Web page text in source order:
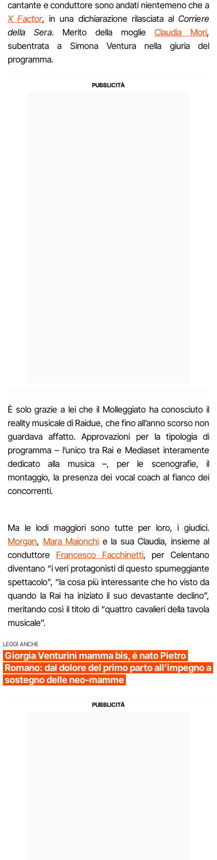
cantante e conduttore sono andati nientemeno che a
X Factor, in una dichiarazione rilasciata al Corriere
della Sera. Merito della moglie Claudia Mori,
subentrata a Simona Ventura nella giuria del
programma.
È solo grazie a lei che il Molleggiato ha conosciuto il
reality musicale di Raidue, che fino all’anno scorso non
guardava affatto. Approvazioni per la tipologia di
programma – l’unico tra Rai e Mediaset interamente
dedicato alla musica –, per le scenografie, il
montaggio, la presenza dei vocal coach al fianco dei
concorrenti.
Ma le lodi maggiori sono tutte per loro, i giudici.
Morgan, Mara Maionchi e la sua Claudia, insieme al
conduttore Francesco Facchinetti, per Celentano
diventano “i veri prota­gonisti di questo spumeggiante
spettacolo”, “la cosa più inte­ressante che ho visto da
quando la Rai ha iniziato il suo devastante de­clino”,
meritando così il titolo di “quattro cavalieri della tavola
musica­le”.
LEGGI ANCHE
Giorgia Venturini mamma bis, è nato Pietro
Romano: dal dolore del primo parto all'impegno a
sostegno delle neo-mamme